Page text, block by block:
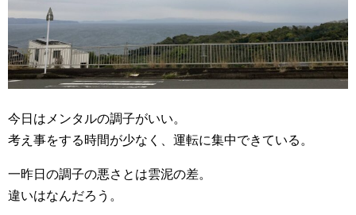
今日はメンタルの調子がいい。
考え事をする時間が少なく、運転に集中できている。
一昨日の調子の悪さとは雲泥の差。
違いはなんだろう。